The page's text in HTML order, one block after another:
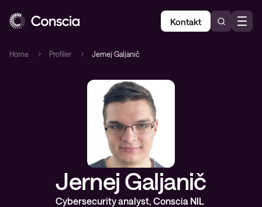
Kontakt
Home Profiler Jernej Galjanič
Jernej Galjanič
Cybersecurity analyst, Conscia NIL